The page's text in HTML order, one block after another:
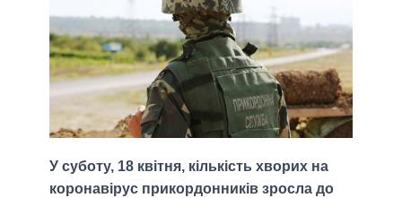
У суботу, 18 квітня, кількість хворих на
коронавірус прикордонників зросла до